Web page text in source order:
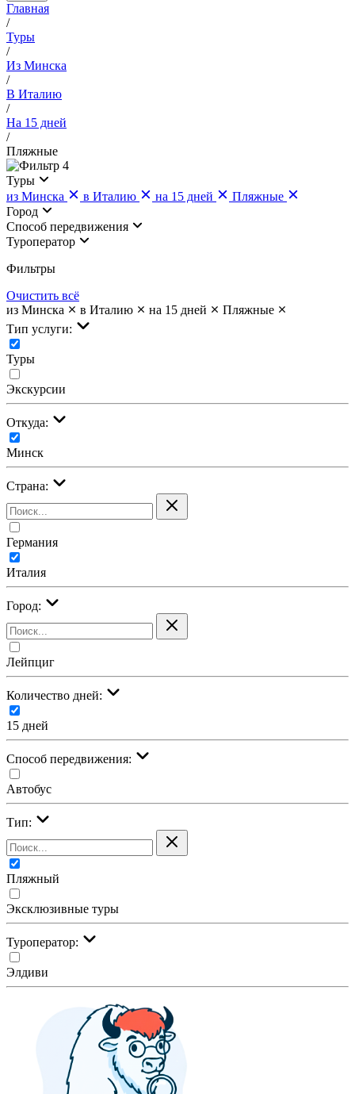
Главная
/
Туры
/
Из Минска
/
В Италию
/
На 15 дней
/
Пляжные
4
Туры
из Минска
в Италию на 15 дней
Пляжные
Город
Cпособ передвижения
Туроператор
Фильтры
Очистить всё
из Минска
в Италию на 15 дней
Пляжные
Тип услуги:
Туры
Экскурсии
Откуда:
Минск
Страна:
Германия
Италия
Город:
Лейпциг
Количество дней:
15 дней
Cпособ передвижения:
Автобус
Тип:
Пляжный
Эксклюзивные туры
Туроператор:
Элдиви